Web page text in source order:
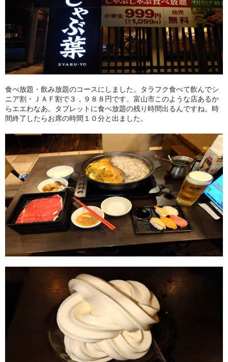
食べ放題・飲み放題のコースにしました。タラフク食べて飲んでシ
ニア割・ＪＡＦ割で３，９８８円です。富山市このような店あるか
らエエわなあ。タブレットに食べ放題の残り時間出るんですね。時
間終了したらお席の時間１０分と出ました。